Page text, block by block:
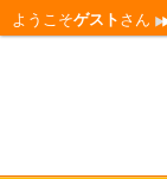
ようこそゲスト さん